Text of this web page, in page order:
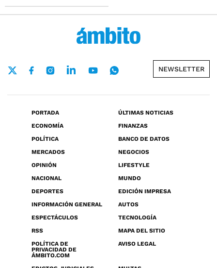
NEWSLETTER
PORTADA
ÚLTIMAS NOTICIAS
ECONOMÍA
FINANZAS
POLÍTICA
BANCO DE DATOS
MERCADOS
NEGOCIOS
OPINIÓN
LIFESTYLE
NACIONAL
MUNDO
DEPORTES
EDICIÓN IMPRESA
INFORMACIÓN GENERAL
AUTOS
ESPECTÁCULOS
TECNOLOGÍA
RSS
MAPA DEL SITIO
POLÍTICA DE
PRIVACIDAD DE
ÁMBITO.COM
AVISO LEGAL